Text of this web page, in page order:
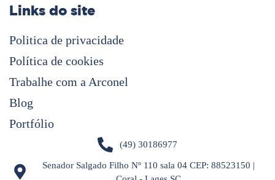
Links do site
Politica de privacidade
Política de cookies
Trabalhe com a Arconel
Blog
Portfólio
(49) 30186977
Senador Salgado Filho Nº 110 sala 04 CEP: 88523150 |